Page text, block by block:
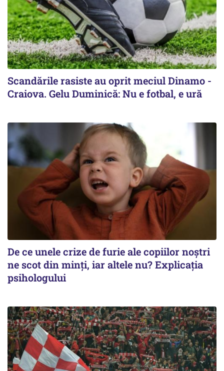
Scandările rasiste au oprit meciul Dinamo -
Craiova. Gelu Duminică: Nu e fotbal, e ură
De ce unele crize de furie ale copiilor noștri
ne scot din minți, iar altele nu? Explicația
psihologului